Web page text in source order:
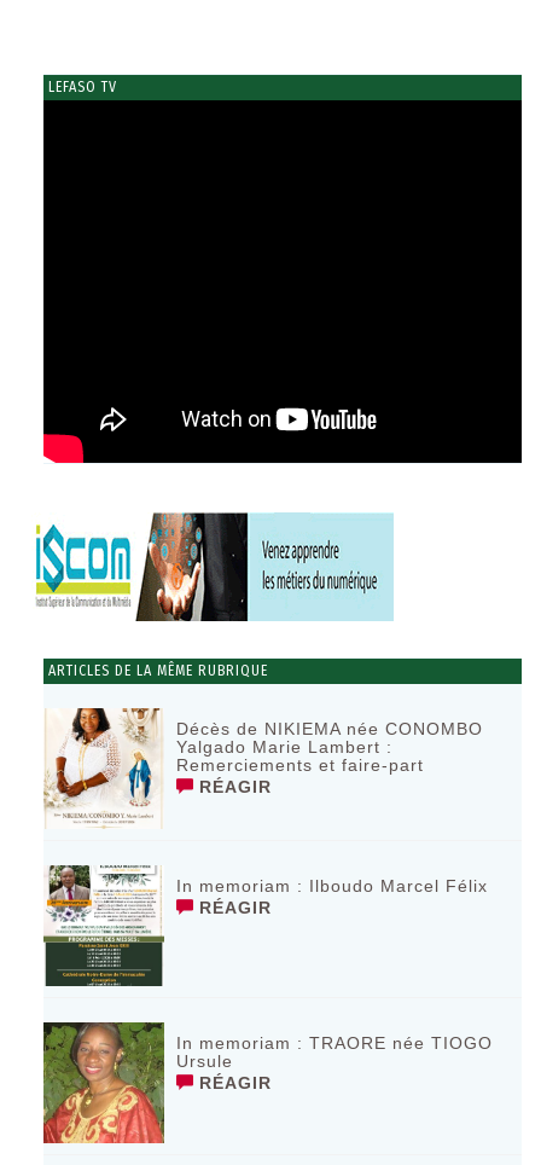
LEFASO TV
ARTICLES DE LA MÊME RUBRIQUE
Décès de NIKIEMA née CONOMBO
Yalgado Marie Lambert :
Remerciements et faire-part
RÉAGIR
In memoriam : Ilboudo Marcel Félix
RÉAGIR
In memoriam : TRAORE née TIOGO
Ursule
RÉAGIR